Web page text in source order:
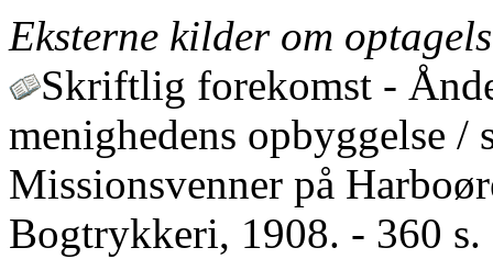
Eksterne kilder om
Skriftlig forekomst -
menighedens opbyggelse /
Missionsvenner på
Bogtrykkeri, 1908. - 360 s.